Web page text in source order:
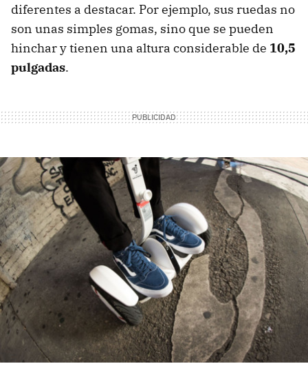
diferentes a destacar. Por ejemplo, sus ruedas no
son unas simples gomas, sino que se pueden
hinchar y tienen una altura considerable de 10,5
pulgadas.